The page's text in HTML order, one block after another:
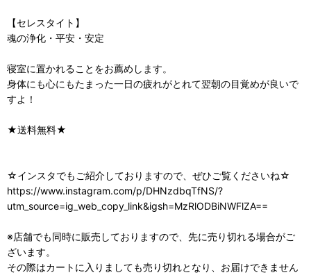
【セレスタイト】
魂の浄化・平安・安定
寝室に置かれることをお薦めします。
身体にも心にもたまった一日の疲れがとれて翌朝の目覚めが良いで
すよ！
★送料無料★
☆インスタでもご紹介しておりますので、ぜひご覧くださいね☆
https://www.instagram.com/p/DHNzdbqTfNS/?
utm_source=ig_web_copy_link&igsh=MzRlODBiNWFlZA==
※店舗でも同時に販売しておりますので、先に売り切れる場合がご
ざいます。
その際はカートに入りましても売り切れとなり、お届けできません